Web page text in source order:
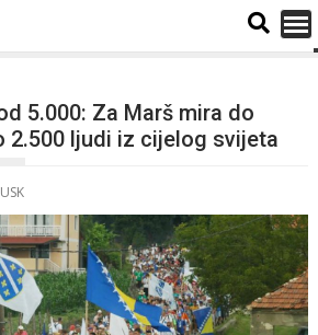
5.000: Za Marš mira do
2.500 ljudi iz cijelog svijeta